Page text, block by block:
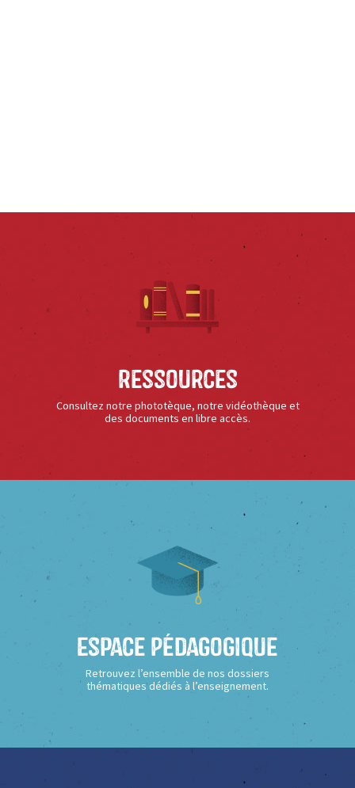
Ressources
Consultez notre phototèque, notre vidéothèque et
des documents en libre accès.
Espace Pédagogique
Retrouvez l’ensemble de nos dossiers
thématiques dédiés à l’enseignement.